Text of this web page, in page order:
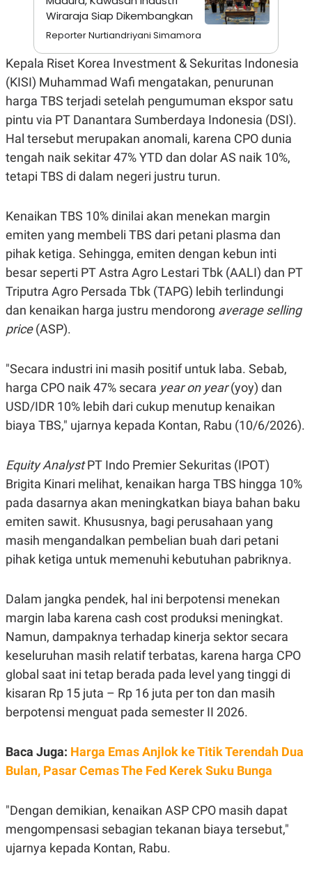
E
N
T
R
I
A
N
L
S
R
I
KANAL
P
S
A
T
A
I
A
G
K
O
N
T
V
L
I
P
S
JARINGAN
O
A
N
A
A
E
M
R
S
R
E
E
S
E
I
G
G
N
C
E
T
A
E
R
M
I
T
E
Wiraraja Siap Dikembangkan
Reporter Nurtiandriyani Simamora
Kepala Riset Korea Investment & Sekuritas Indonesia
(KISI) Muhammad Wafi mengatakan, penurunan
harga TBS terjadi setelah pengumuman ekspor satu
pintu via PT Danantara Sumberdaya Indonesia (DSI).
Hal tersebut merupakan anomali, karena CPO dunia
tengah naik sekitar 47% YTD dan dolar AS naik 10%,
tetapi TBS di dalam negeri justru turun.
Kenaikan TBS 10% dinilai akan menekan margin
emiten yang membeli TBS dari petani plasma dan
pihak ketiga. Sehingga, emiten dengan kebun inti
besar seperti PT Astra Agro Lestari Tbk (AALI) dan PT
Triputra Agro Persada Tbk (TAPG) lebih terlindungi
dan kenaikan harga justru mendorong average selling
price(ASP).
"Secara industri ini masih positif untuk laba. Sebab,
harga CPO naik 47% secara year on year(yoy) dan
USD/IDR 10% lebih dari cukup menutup kenaikan
biaya TBS," ujarnya kepada Kontan, Rabu (10/6/2026).
Equity AnalystPT Indo Premier Sekuritas (IPOT)
Brigita Kinari melihat, kenaikan harga TBS hingga 10%
pada dasarnya akan meningkatkan biaya bahan baku
emiten sawit. Khususnya, bagi perusahaan yang
masih mengandalkan pembelian buah dari petani
pihak ketiga untuk memenuhi kebutuhan pabriknya.
Dalam jangka pendek, hal ini berpotensi menekan
margin laba karena cash cost produksi meningkat.
Namun, dampaknya terhadap kinerja sektor secara
keseluruhan masih relatif terbatas, karena harga CPO
global saat ini tetap berada pada level yang tinggi di
kisaran Rp 15 juta – Rp 16 juta per ton dan masih
berpotensi menguat pada semester II 2026.
Baca Juga: Harga Emas Anjlok ke Titik Terendah Dua
Bulan, Pasar Cemas The Fed Kerek Suku Bunga
"Dengan demikian, kenaikan ASP CPO masih dapat
mengompensasi sebagian tekanan biaya tersebut,"
ujarnya kepada Kontan, Rabu.